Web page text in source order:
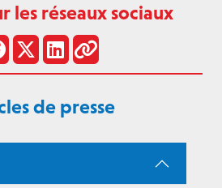
les réseaux sociaux
de presse